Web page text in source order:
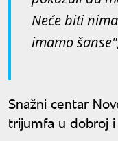
Neće biti
imamo
Snažni centar
trijumfa u dobroj